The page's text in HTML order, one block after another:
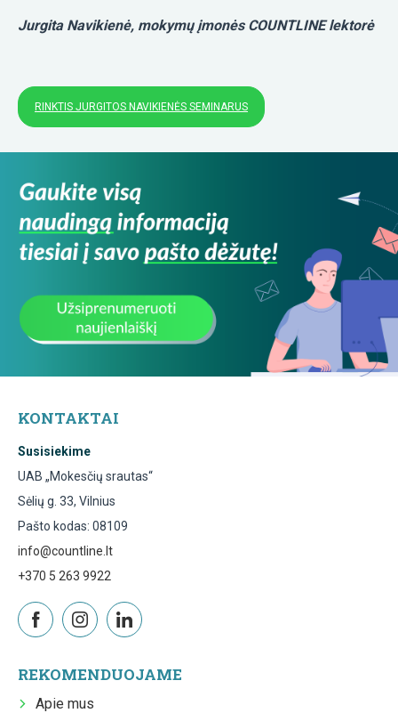
Jurgita Navikienė, mokymų įmonės COUNTLINE lektorė
RINKTIS JURGITOS NAVIKIENĖS SEMINARUS
KONTAKTAI
Susisiekime
UAB „Mokesčių srautas“
Sėlių g. 33, Vilnius
Pašto kodas: 08109
info@countline.lt
+370 5 263 9922
REKOMENDUOJAME
Apie mus